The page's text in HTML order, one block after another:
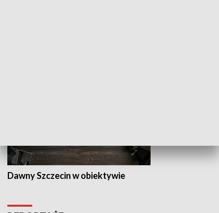
Dawny Szczecin w obiektywie